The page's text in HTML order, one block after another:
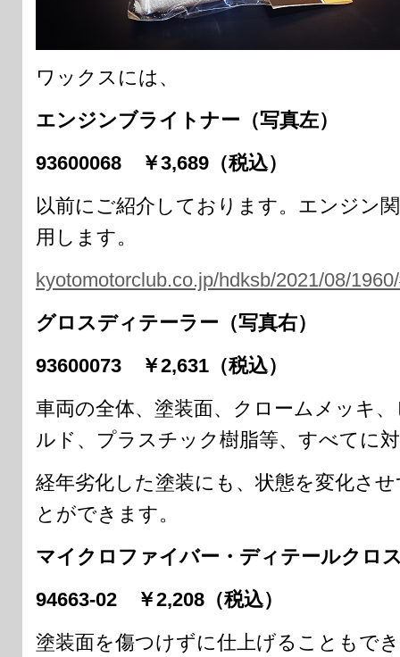
ワックスには、
エンジンブライトナー（写真左）
93600068 ￥3,689（税込）
以前にご紹介しております。エンジン
用します。
kyotomotorclub.co.jp/hdksb/2021/08/
グロスディテーラー（写真右）
93600073 ￥2,631（税込）
車両の全体、塗装面、クロームメッキ
ルド、プラスチック樹脂等、すべてに
経年劣化した塗装にも、状態を変化さ
とができます。
マイクロファイバー・ディテールクロ
94663-02 ￥2,208（税込）
塗装面を傷つけずに仕上げることもで